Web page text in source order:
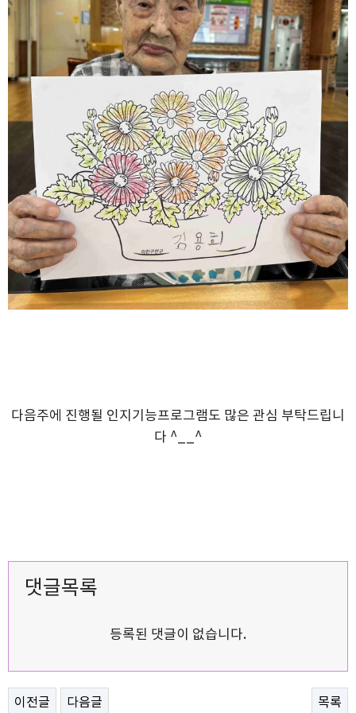
다음주에 진행될 인지기능프로그램도 많은 관심 부탁드립니
다 ^__^
댓글목록
등록된 댓글이 없습니다.
이전글 다음글 목록